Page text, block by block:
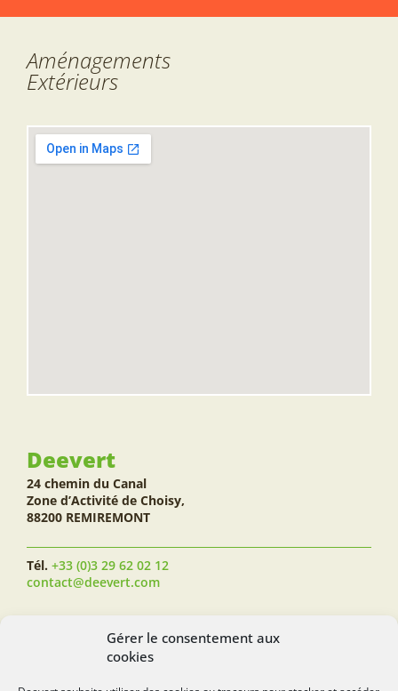
Gérer le consentement aux
cookies
Aménagements
Extérieurs
Deevert
24 chemin du Canal
Zone d’Activité de Choisy,
88200 REMIREMONT
Tél. +33 (0)3 29 62 02 12
contact@deevert.com
SUIVEZ-NOUS...